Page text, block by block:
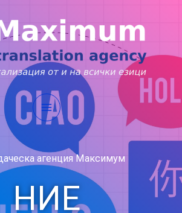
агенция Максимум
НИЕ